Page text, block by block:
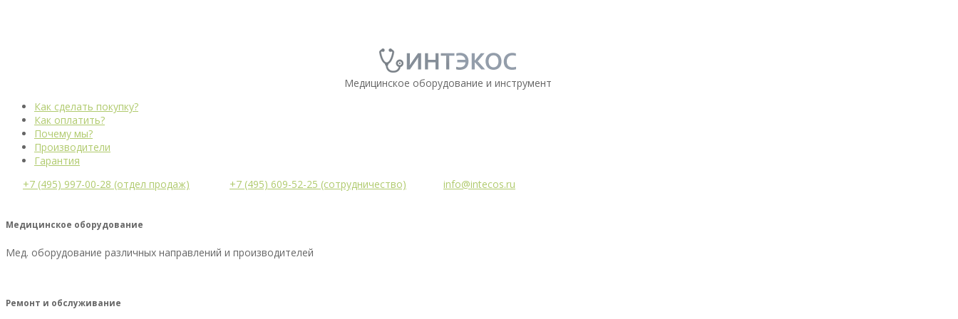
Медицинское оборудование и инструмент
Как сделать покупку?
Как оплатить?
Почему мы?
Производители
Гарантия
+7 (495) 997-00-28 (отдел продаж)
+7 (495) 609-52-25 (сотрудничество) info@intecos.ru
Медицинское оборудование
Мед. оборудование различных направлений и производителей
Ремонт и обслуживание